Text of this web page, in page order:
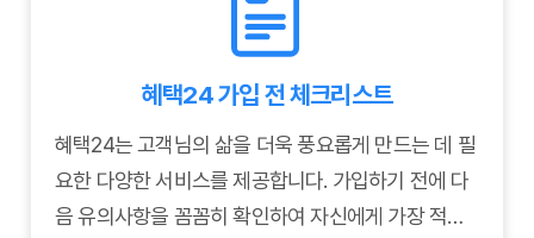
혜택24 가입 전 체크리스트
혜택24는 고객님의 삶을 더욱 풍요롭게 만드는 데 필
요한 다양한 서비스를 제공합니다. 가입하기 전에 다
음 유의사항을 꼼꼼히 확인하여 자신에게 가장 적합